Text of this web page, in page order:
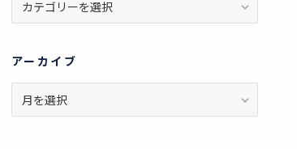
テ
アーカイブ
ー